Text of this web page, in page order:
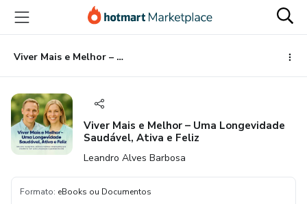
para
conteúdo
principal
para
pagamento
para
rodapé
Viver Mais e Melhor – Uma Longevidade Saudável, Ativa e Feliz
Viver Mais e Melhor – Uma Longevidade
Saudável, Ativa e Feliz
Leandro Alves Barbosa
Formato: eBooks ou Documentos